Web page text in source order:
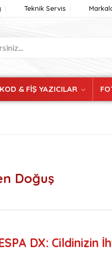
Teknik Servis
& FİŞ YAZICILAR
Doğuş
DX: Cildinizin